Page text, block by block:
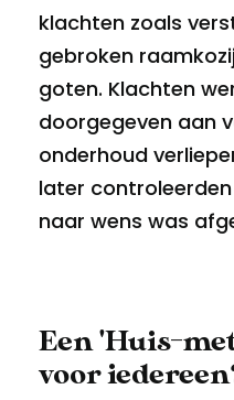
klachten zoals
gebroken
goten. Klachten
doorgegeven aan
onderhoud
later
naar wens was
Een 'Huis-
voor